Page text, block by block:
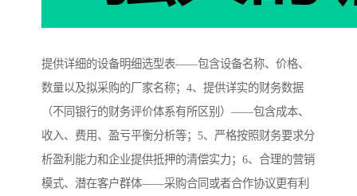
提供详细的设备明细选型表——包含设备名称、价格、
数量以及拟采购的厂家名称；4、提供详实的财务数据
（不同银行的财务评价体系有所区别）——包含成本、
收入、费用、盈亏平衡分析等；5、严格按照财务要求分
析盈利能力和企业提供抵押的清偿实力；6、合理的营销
模式、潜在客户群体——采购合同或者合作协议更有利